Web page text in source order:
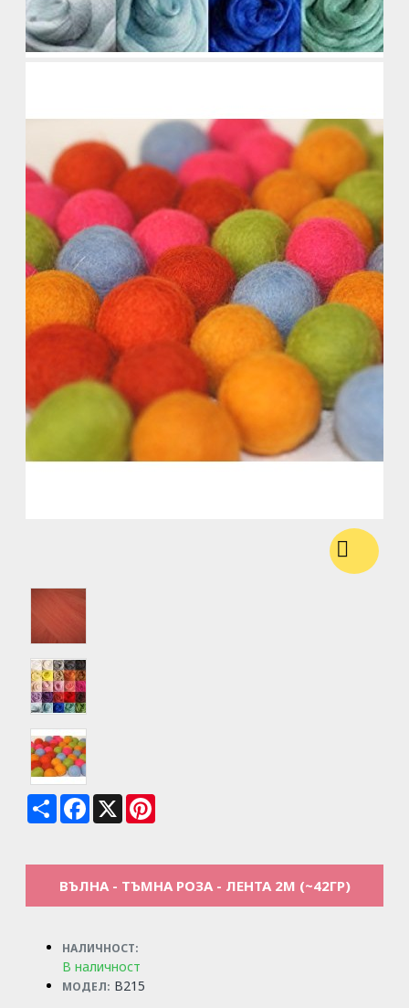
Share Facebook
X
ВЪЛНА - ТЪМНА РОЗА - ЛЕНТА 2М (~42ГР)
НАЛИЧНОСТ:
В наличност
МОДЕЛ: B215